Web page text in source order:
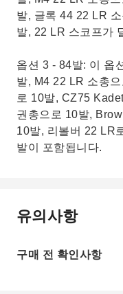
발, 글록 44 22 LR
발, 22 LR 스코프가
옵션 3 - 84발: 이 옵
발, M4 22 LR 소총
로 10발, CZ75
권총으로 10발,
10발, 리볼버 22 LR
발이 포함됩니다.
유의사항
구매 전 확인사항